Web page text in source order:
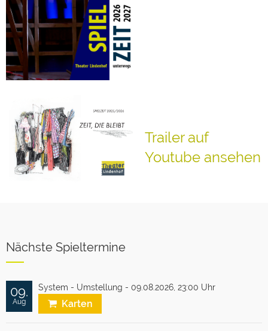
Trailer auf
Youtube ansehen
Nächste Spieltermine
09.
Aug
System - Umstellung - 09.08.2026, 23:00 Uhr
Karten